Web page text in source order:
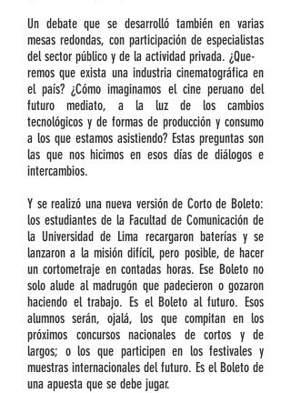
Un debate que se desarrolló también en varias
mesas redondas, con participación de especialistas
del sector público y de la actividad privada. ¿Que-
remos que exista una industria cinematográfica en
el país? ¿Cómo imaginamos el cine peruano del
futuro mediato, a la luz de los cambios
tecnológicos y de formas de producción y consumo
a los que estamos asistiendo? Estas preguntas son
las que nos hicimos en esos días de diálogos e
intercambios.
Y se realizó una nueva versión de Corto de Boleto:
los estudiantes de la Facultad de Comunicación de
la Universidad de Lima recargaron baterías y se
lanzaron a la misión difícil, pero posible, de hacer
un cortometraje en contadas horas. Ese Boleto no
solo alude al madrugón que padecieron o gozaron
haciendo el trabajo. Es el Boleto al futuro. Esos
alumnos serán, ojalá, los que compitan en los
próximos concursos nacionales de cortos y de
largos; o los que participen en los festivales y
muestras internacionales del futuro. Es el Boleto de
una apuesta que se debe jugar.